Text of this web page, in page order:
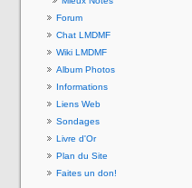
Forum
Chat LMDMF
Wiki LMDMF
Album Photos
Informations
Liens Web
Sondages
Livre d'Or
Plan du Site
Faites un don!